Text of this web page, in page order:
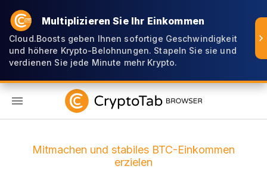
Multiplizieren Sie Ihr Einkommen
Cloud.Boosts geben Ihnen sofortige Geschwindigkeit
und höhere Krypto-Belohnungen. Stapeln Sie sie und
verdienen Sie jede Minute mehr Krypto.
Mitmachen und stabiles BTC-Einkommen
erzielen